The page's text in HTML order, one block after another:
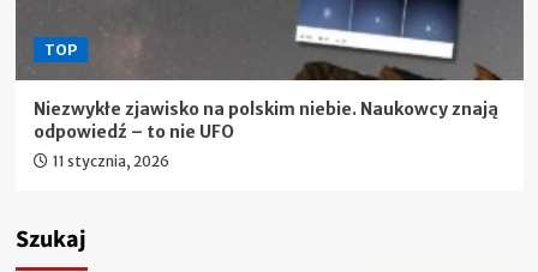
TOP
Niezwykłe zjawisko na polskim niebie. Naukowcy znają
odpowiedź – to nie UFO
11 stycznia, 2026
Szukaj